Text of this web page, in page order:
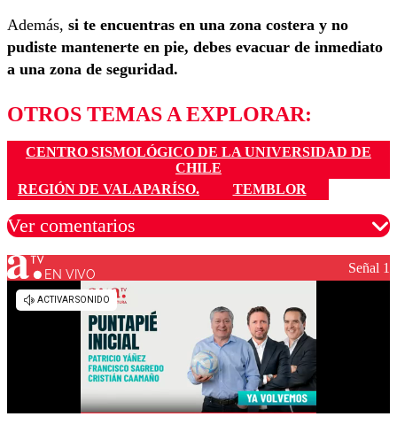
Además, si te encuentras en una zona costera y no
pudiste mantenerte en pie, debes evacuar de inmediato
a una zona de seguridad.
OTROS TEMAS A EXPLORAR:
CENTRO SISMOLÓGICO DE LA UNIVERSIDAD DE
CHILE
REGIÓN DE VALAPARÍSO.
TEMBLOR
Ver comentarios
Los comentarios son moderados para garantizar un
EN VIVO Señal 1